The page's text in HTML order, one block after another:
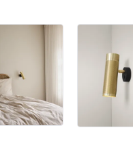
4,9 stjerner på Trustpilot